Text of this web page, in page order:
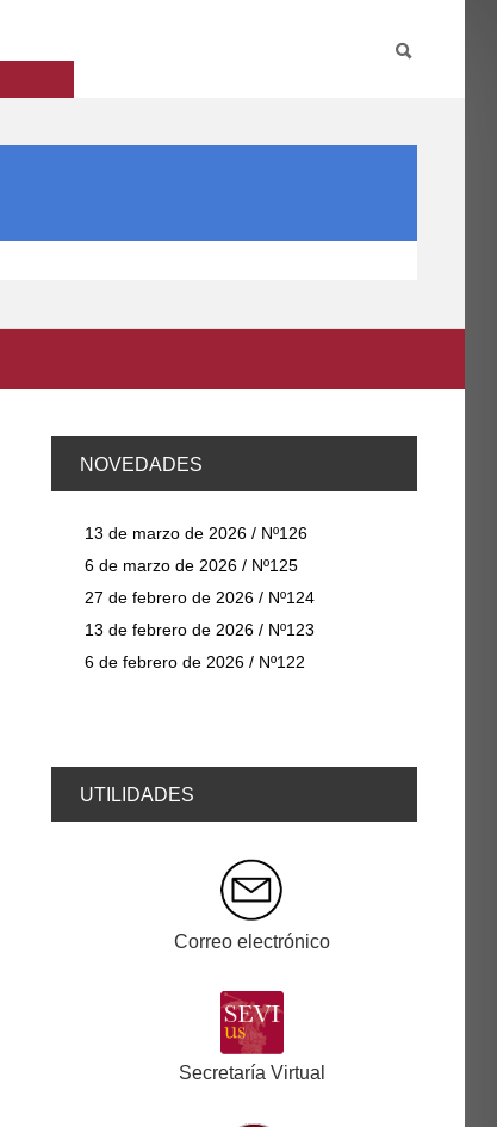
NOVEDADES
13 de marzo de 2026 / Nº126
6 de marzo de 2026 / Nº125
27 de febrero de 2026 / Nº124
13 de febrero de 2026 / Nº123
6 de febrero de 2026 / Nº122
UTILIDADES
Correo electrónico
Secretaría Virtual